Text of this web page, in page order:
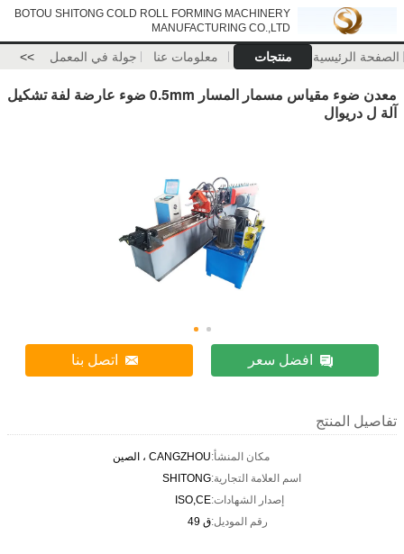
BOTOU SHITONG COLD ROLL FORMING MACHINERY
MANUFACTURING CO.,LTD
الصفحة الرئيسية منتجات معلومات عنا جولة في المعمل >>
معدن ضوء مقياس مسمار المسار 0.5mm ضوء عارضة لفة تشكيل
آلة ل دريوال
افضل سعر اتصل بنا
تفاصيل المنتج
مكان المنشأ:CANGZHOU ، الصين
اسم العلامة التجارية:SHITONG
إصدار الشهادات:ISO,CE
رقم الموديل:ق 49